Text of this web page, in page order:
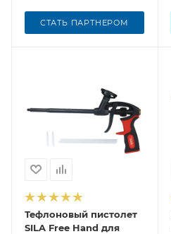
СТАТЬ ПАРТНЕРОМ
Тефлоновый пистолет
SILA Free Hand для